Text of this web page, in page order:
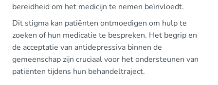
bereidheid om het medicijn te nemen beïnvloedt.
Dit stigma kan patiënten ontmoedigen om hulp te
zoeken of hun medicatie te bespreken. Het begrip en
de acceptatie van antidepressiva binnen de
gemeenschap zijn cruciaal voor het ondersteunen van
patiënten tijdens hun behandeltraject.